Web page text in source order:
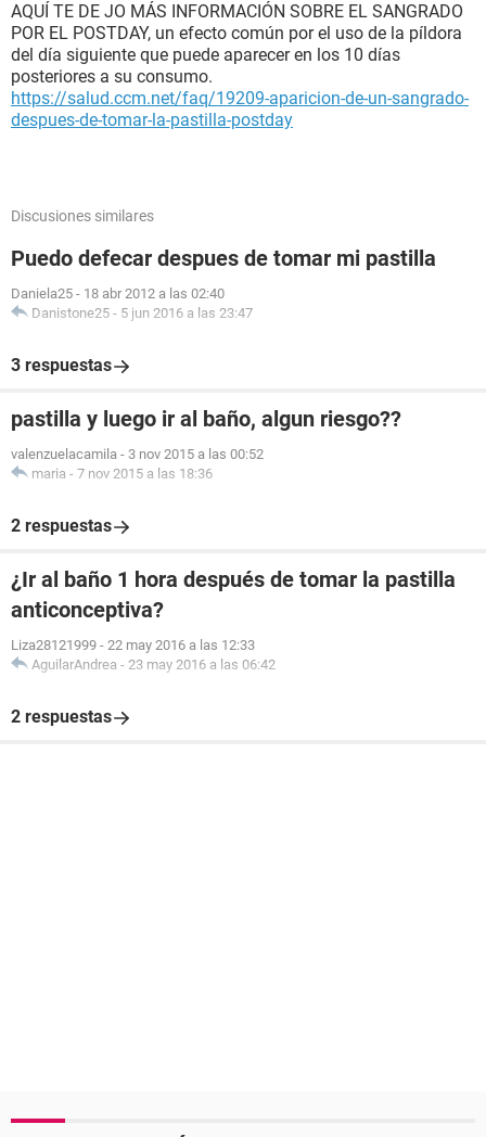
AQUÍ TE DE JO MÁS INFORMACIÓN SOBRE EL SANGRADO
POR EL POSTDAY, un efecto común por el uso de la píldora
del día siguiente que puede aparecer en los 10 días
posteriores a su consumo.
https://salud.ccm.net/faq/19209-aparicion-de-un-sangrado-
despues-de-tomar-la-pastilla-postday
Discusiones similares
Puedo defecar despues de tomar mi pastilla
Daniela25 - 18 abr 2012 a las 02:40
Danistone25 - 5 jun 2016 a las 23:47
3 respuestas
pastilla y luego ir al baño, algun riesgo??
valenzuelacamila - 3 nov 2015 a las 00:52
maria - 7 nov 2015 a las 18:36
2 respuestas
¿Ir al baño 1 hora después de tomar la pastilla
anticonceptiva?
Liza28121999 - 22 may 2016 a las 12:33
AguilarAndrea - 23 may 2016 a las 06:42
2 respuestas